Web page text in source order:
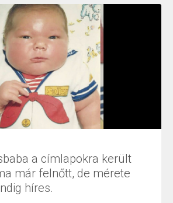
a címlapokra került
már felnőtt, de mérete
híres.